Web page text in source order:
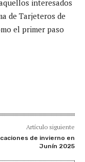
interesados
de Tarjeteros de
el primer paso
Artículo siguiente
de invierno en
Junín 2025